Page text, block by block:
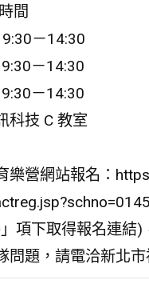
間
－14:30
－14:30
－14:30
科技 C 教室
樂營網站報名：
項下取得報名連結
問題，請電洽新北